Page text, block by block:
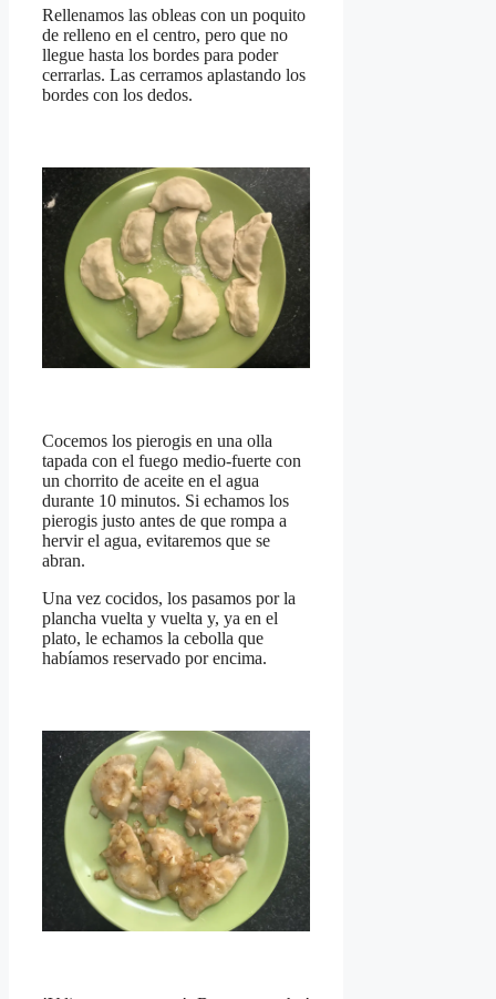
Rellenamos las obleas con un poquito
de relleno en el centro, pero que no
llegue hasta los bordes para poder
cerrarlas. Las cerramos aplastando los
bordes con los dedos.
Cocemos los pierogis en una olla
tapada con el fuego medio-fuerte con
un chorrito de aceite en el agua
durante 10 minutos. Si echamos los
pierogis justo antes de que rompa a
hervir el agua, evitaremos que se
abran.
Una vez cocidos, los pasamos por la
plancha vuelta y vuelta y, ya en el
plato, le echamos la cebolla que
habíamos reservado por encima.